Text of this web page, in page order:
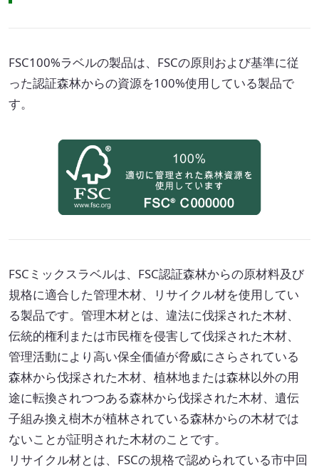
FSC100%ラベルの製品は、FSCの原則および基準に従
った認証森林からの資源を100%使用している製品で
す。
FSCミックスラベルは、FSC認証森林からの原材料及び
規格に適合した管理木材、リサイクル材を使用してい
る製品です。管理木材とは、違法に伐採された木材、
伝統的権利または市民権を侵害して伐採された木材、
管理活動により高い保全価値が脅威にさらされている
森林から伐採された木材、植林地または森林以外の用
途に転換されつつある森林から伐採された木材、遺伝
子組み換え樹木が植林されている森林からの木材では
ないことが証明された木材のことです。
リサイクル材とは、FSCの規格で認められている市中回